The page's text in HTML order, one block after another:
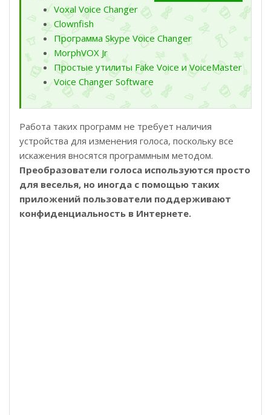
Voxal Voice Changer
Clownfish
Программа Skype Voice Changer
MorphVOX Jr
Простые утилиты Fake Voice и VoiceMaster
Voice Changer Software
Работа таких программ не требует наличия
устройства для изменения голоса, поскольку все
искажения вносятся программным методом.
Преобразователи голоса используются просто
для веселья, но иногда с помощью таких
приложений пользователи поддерживают
конфиденциальность в Интернете.